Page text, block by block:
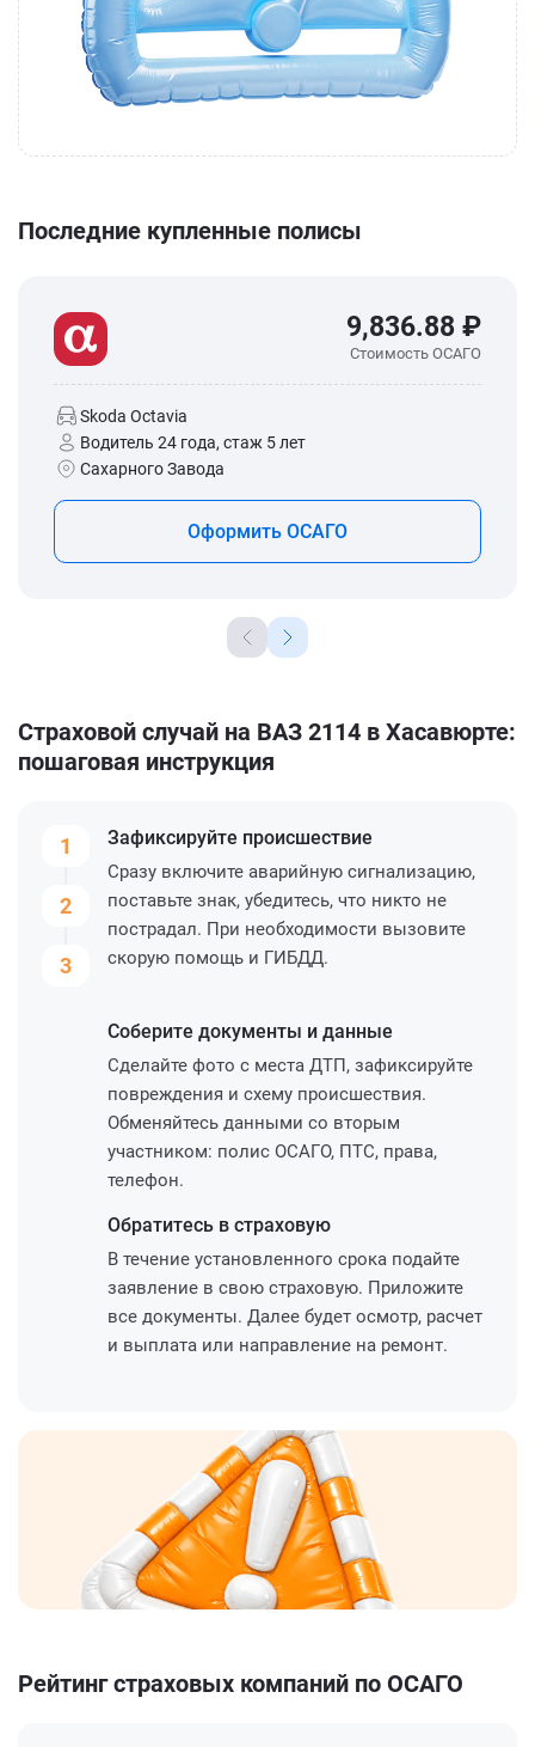
Последние купленные полисы
9,836.88 ₽
Стоимость ОСАГО
Skoda Octavia
Водитель 24 года, стаж 5 лет
Сахарного Завода
Оформить ОСАГО
Страховой случай на ВАЗ 2114 в Хасавюрте:
пошаговая инструкция
1
2
3
Зафиксируйте происшествие
Сразу включите аварийную сигнализацию,
поставьте знак, убедитесь, что никто не
пострадал. При необходимости вызовите
скорую помощь и ГИБДД.
Соберите документы и данные
Сделайте фото с места ДТП, зафиксируйте
повреждения и схему происшествия.
Обменяйтесь данными со вторым
участником: полис ОСАГО, ПТС, права,
телефон.
Обратитесь в страховую
В течение установленного срока подайте
заявление в свою страховую. Приложите
все документы. Далее будет осмотр, расчет
и выплата или направление на ремонт.
Рейтинг страховых компаний по ОСАГО